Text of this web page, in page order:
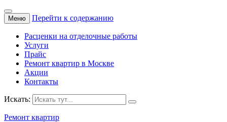
Меню Перейти к содержанию
Расценки на отделочные работы
Услуги
Прайс
Ремонт квартир в Москве
Акции
Контакты
Искать:
Ремонт квартир